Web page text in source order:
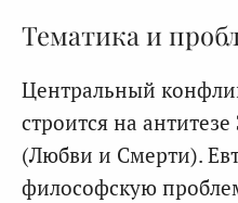
Тематика и
Центральный
строится на антитезе
(Любви и Смерти).
философскую